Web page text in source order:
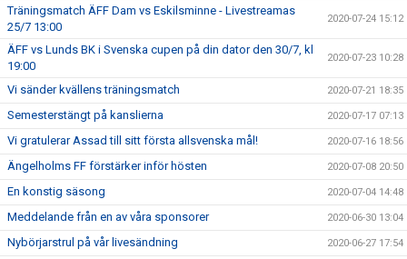
Träningsmatch ÄFF Dam vs Eskilsminne - Livestreamas
25/7 13:00
2020-07-24 15:12
ÄFF vs Lunds BK i Svenska cupen på din dator den 30/7, kl
19:00
2020-07-23 10:28
Vi sänder kvällens träningsmatch 2020-07-21 18:35
Semesterstängt på kanslierna 2020-07-17 07:13
Vi gratulerar Assad till sitt första allsvenska mål! 2020-07-16 18:56
Ängelholms FF förstärker inför hösten 2020-07-08 20:50
En konstig säsong 2020-07-04 14:48
Meddelande från en av våra sponsorer 2020-06-30 13:04
Nybörjarstrul på vår livesändning 2020-06-27 17:54